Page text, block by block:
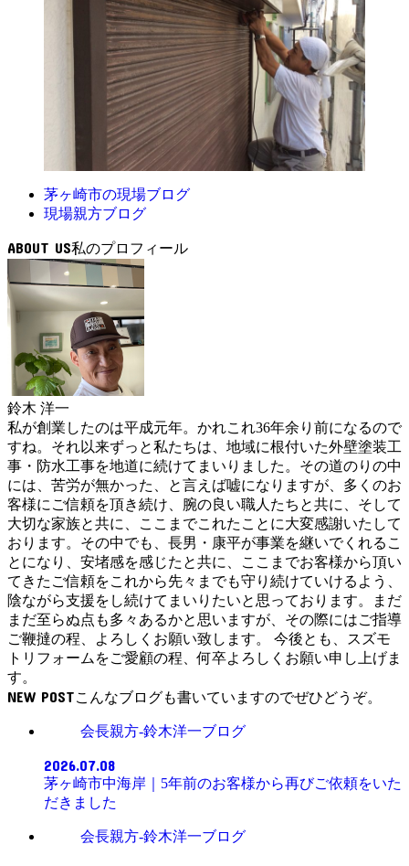
茅ヶ崎市の現場ブログ
現場親方ブログ
ABOUT US
鈴木 洋一
私が創業したのは平成元年。かれこれ36年余り前になるので
すね。それ以来ずっと私たちは、地域に根付いた外壁塗装工
事・防水工事を地道に続けてまいりました。その道のりの中
には、苦労が無かった、と言えば嘘になりますが、多くのお
客様にご信頼を頂き続け、腕の良い職人たちと共に、そして
大切な家族と共に、ここまでこれたことに大変感謝いたして
おります。その中でも、長男・康平が事業を継いでくれるこ
とになり、安堵感を感じたと共に、ここまでお客様から頂い
てきたご信頼をこれから先々までも守り続けていけるよう、
陰ながら支援をし続けてまいりたいと思っております。まだ
まだ至らぬ点も多々あるかと思いますが、その際にはご指導
ご鞭撻の程、よろしくお願い致します。 今後とも、スズモ
トリフォームをご愛顧の程、何卒よろしくお願い申し上げま
す。
NEW POST
会長親方-鈴木洋一ブログ
2026.07.08
茅ヶ崎市中海岸｜5年前のお客様から再びご依頼をいた
だきました
会長親方-鈴木洋一ブログ